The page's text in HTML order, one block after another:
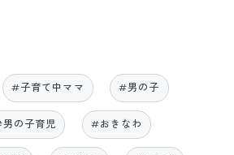
#子育て中ママ #男の子
の子育児 #おきなわ